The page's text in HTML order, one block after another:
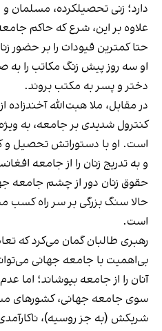
دارد؛ زنی تحصیلکرده، مسلمان
علاوه بر این، شرع که حاکم
حتا کمترین قیودات را بر حضور
دختر و پسر به مکتب بروند.
در مقابل، ملا هبت‌الله
کنترول شدیدی بر جامعه، به
است. او با دستوراتش تحصیل و
و به تدریج زنان را از جامعه
حقوق زنان دور از چشم جامعه
حالا سنگ بزرگی بر سر راه کسب
است.
رهبری طالبان گمان می‌کرد که
بی‌اهمیت با جامعه‌ جهانی
آنان را از جامعه بپوشاند؛ اما
سوی جامعه جهانی، کشورهای
شریکش (به جز روسیه)،